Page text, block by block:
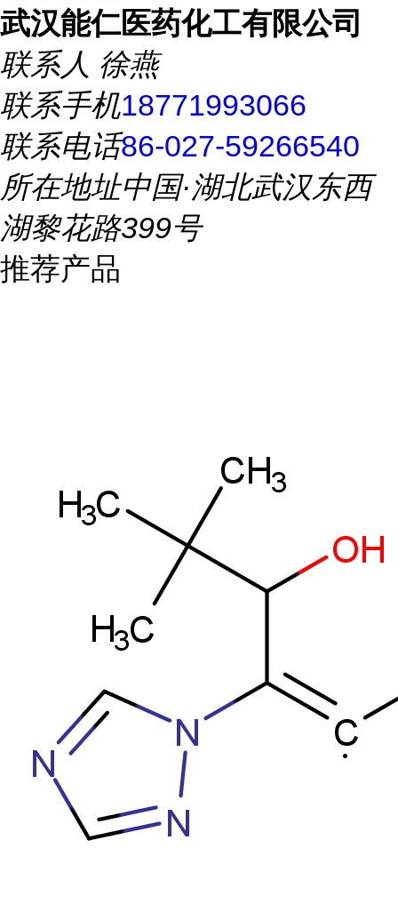
武汉能仁医药化工有限公司
联系人 徐燕
联系手机18771993066
联系电话86-027-59266540
所在地址中国·湖北武汉东西
湖黎花路399号
推荐产品